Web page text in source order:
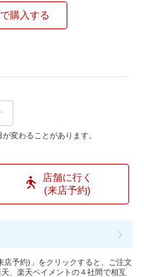
購入する
変わることがあります。
店舗に行く
(来店予約)
予約)」をクリックすると、ご注文
、楽天ペイメントの４社間で相互